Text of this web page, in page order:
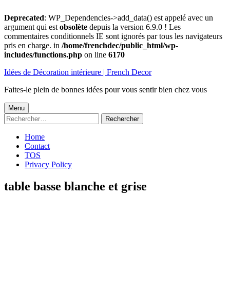
Deprecated: WP_Dependencies->add_data() est appelé avec un
argument qui est obsolète depuis la version 6.9.0 ! Les
commentaires conditionnels IE sont ignorés par tous les navigateurs
pris en charge. in /home/frenchdec/public_html/wp-
includes/functions.php on line 6170
au
Idées de Décoration intérieure | French Decor
Faites-le plein de bonnes idées pour vous sentir bien chez vous
Menu
principal
Menu
Rechercher :
Home
Contact
TOS
Privacy Policy
table basse blanche et grise